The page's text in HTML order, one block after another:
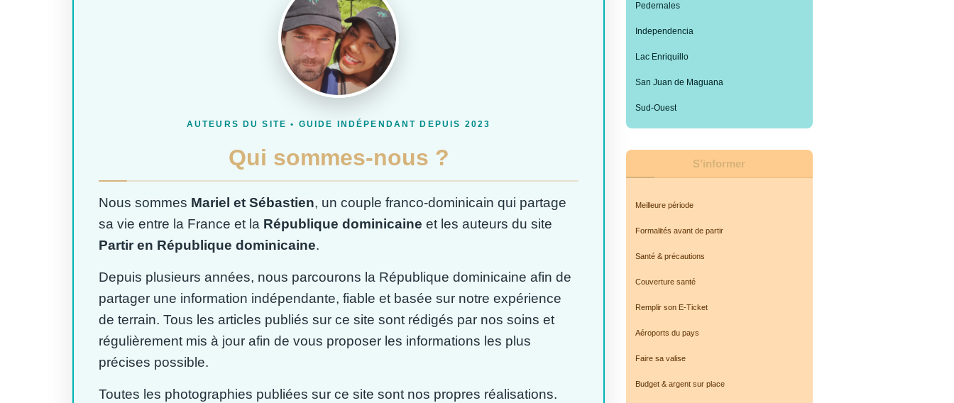
AUTEURS DU SITE • GUIDE INDÉPENDANT DEPUIS 2023
Qui sommes-nous ?
Nous sommes Mariel et Sébastien, un couple franco-dominicain qui partage
sa vie entre la France et la République dominicaine et les auteurs du site
Partir en République dominicaine.
Depuis plusieurs années, nous parcourons la République dominicaine afin de
partager une information indépendante, fiable et basée sur notre expérience
de terrain. Tous les articles publiés sur ce site sont rédigés par nos soins et
régulièrement mis à jour afin de vous proposer les informations les plus
précises possible.
Toutes les photographies publiées sur ce site sont nos propres réalisations.
Pedernales
Independencia
Lac Enriquillo
San Juan de Maguana
Sud-Ouest
S’informer
Meilleure période
Formalités avant de partir
Santé & précautions
Couverture santé
Remplir son E-Ticket
Aéroports du pays
Faire sa valise
Budget & argent sur place